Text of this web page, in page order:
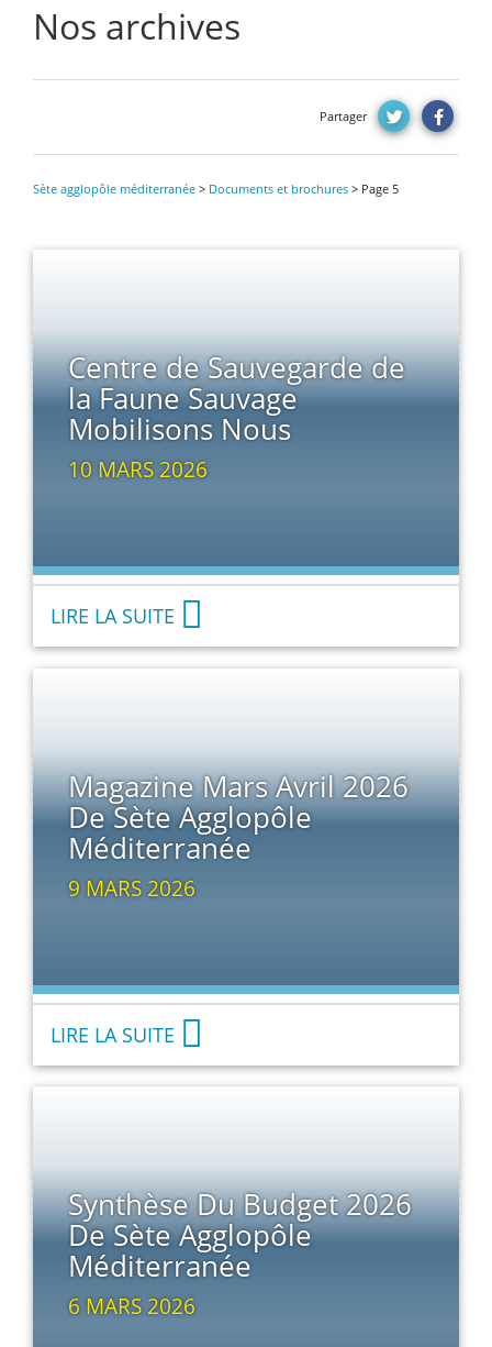
Nos archives
Partager
Sète agglopôle méditerranée > Documents et brochures > Page 5
Centre de Sauvegarde de
la Faune Sauvage
Mobilisons Nous
10 MARS 2026
LIRE LA SUITE
Magazine Mars Avril 2026
De Sète Agglopôle
Méditerranée
9 MARS 2026
LIRE LA SUITE
Synthèse Du Budget 2026
De Sète Agglopôle
Méditerranée
6 MARS 2026